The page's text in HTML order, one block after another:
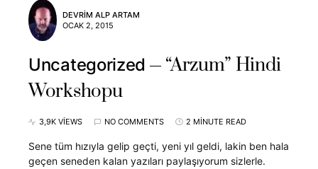
DEVRIM ALP ARTAM
OCAK 2, 2015
Uncategorized
“Arzum” Hindi
Workshopu
3,9K VIEWS NO COMMENTS 2 MINUTE READ
Sene tüm hızıyla gelip geçti, yeni yıl geldi, lakin ben hala
geçen seneden kalan yazıları paylaşıyorum sizlerle.